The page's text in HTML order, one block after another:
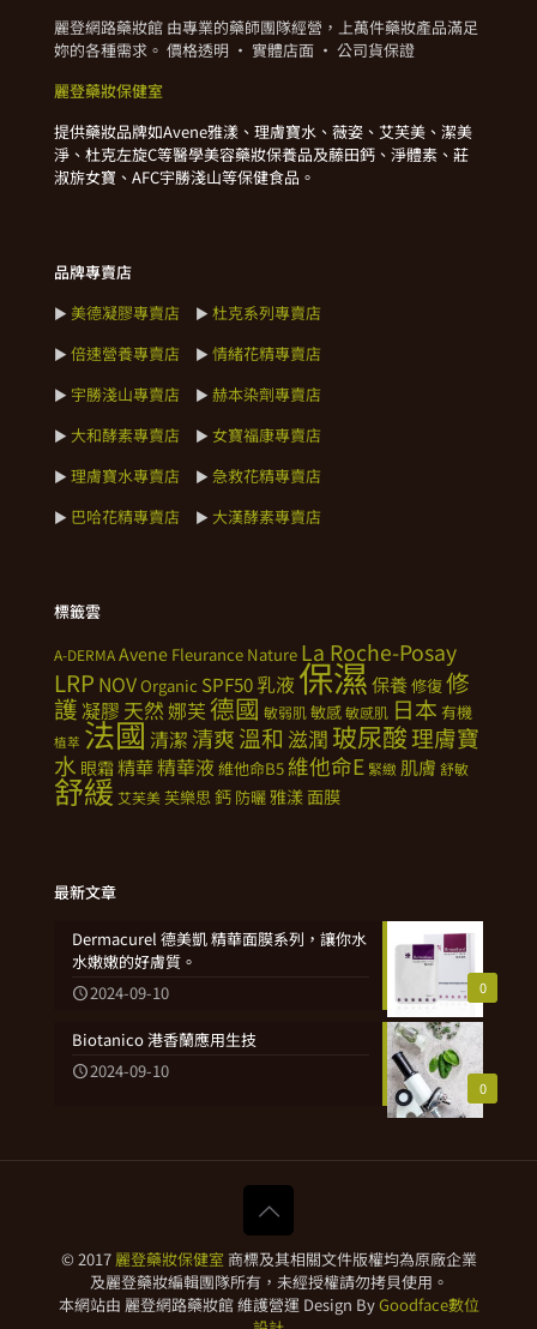
麗登網路藥妝館 由專業的藥師團隊經營，上萬件藥妝產品滿足
妳的各種需求。 價格透明 · 實體店面 · 公司貨保證
麗登藥妝保健室
提供藥妝品牌如Avene雅漾、理膚寶水、薇姿、艾芙美、潔美
淨、杜克左旋C等醫學美容藥妝保養品及藤田鈣、淨體素、莊
淑旂女寶、AFC宇勝淺山等保健食品。
品牌專賣店
► 美德凝膠專賣店 ► 杜克系列專賣店
► 倍速營養專賣店 ► 情緒花精專賣店
► 宇勝淺山專賣店 ► 赫本染劑專賣店
► 大和酵素專賣店 ► 女寶福康專賣店
► 理膚寶水專賣店 ► 急救花精專賣店
► 巴哈花精專賣店 ► 大漢酵素專賣店
標籤雲
A-DERMAAvene Fleurance Nature La Roche-Posay
LRP NOVOrganic SPF50乳液 保濕保養修復修
護凝膠 天然娜芙德國 敏弱肌敏感敏感肌 日本 有機
植萃 法國清潔 清爽溫和 滋潤 玻尿酸理膚寶
水 眼霜 精華精華液 維他命B5 維他命E 緊緻 肌膚 舒敏
舒緩 艾芙美芙樂思鈣 防曬雅漾面膜
最新文章
0
Dermacurel 德美凱 精華面膜系列，讓你水
水嫩嫩的好膚質。
2024-09-10
0
Biotanico 港香蘭應用生技
2024-09-10
© 2017 麗登藥妝保健室 商標及其相關文件版權均為原廠企業
及麗登藥妝編輯團隊所有，未經授權請勿拷貝使用。
本網站由 麗登網路藥妝館 維護營運 Design ByGoodface數位